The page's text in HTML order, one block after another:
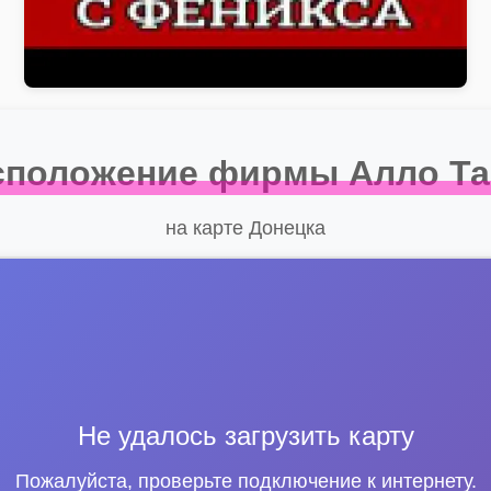
фирмы Алло
на карте Донецка
Не удалось загрузить карту
Пожалуйста, проверьте подключение к интернету.